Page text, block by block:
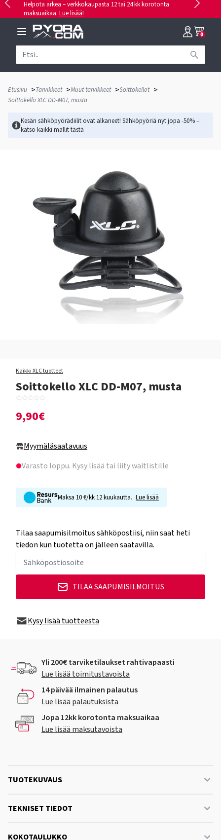
Helpota arkea – verkkokaupasta 12 tai 24 kk korotonta
maksuaikaa. Lue lisää!
0
Etusivu >Tarvikkeet >Muut tarvikkeet >Soittokellot >
Soittokello XLC DD-M07, musta
Kesän sähköpyörädiilit ovat alkaneet! Sähköpyöriä nyt jopa -50% –
katso kaikki mallittästä
Kaikki XLC tuotteet
Soittokello XLC DD-M07, musta
9,90€
Myymäläsaatavuus
Varasto loppu. Kysy lisää tai liity waitlistille
Maksa 10 €/kk 12 kuukautta. Lue lisää
Tilaa saapumisilmoitus sähköpostiisi, niin saat heti
tiedon kun tuotetta on jälleen saatavilla.
TILAA SAAPUMISILMOITUS
Kysy lisää tuotteesta
Yli 200€ tarviketilaukset rahtivapaasti
Lue lisää toimitustavoista
14 päivää ilmainen palautus
Lue lisää palautuksista
Jopa 12kk korotonta maksuaikaa
Lue lisää maksutavoista
TUOTEKUVAUS
TEKNISET TIEDOT
KOKOTAULUKKO